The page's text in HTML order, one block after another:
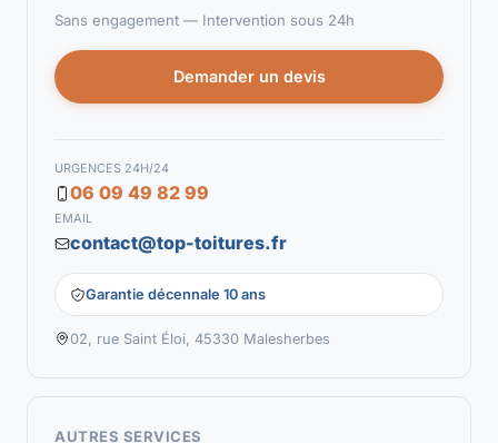
Sans engagement — Intervention sous 24h
Demander un devis
URGENCES 24H/24
06 09 49 82 99
EMAIL
contact@top-toitures.fr
Garantie décennale 10 ans
02, rue Saint Éloi, 45330 Malesherbes
AUTRES SERVICES